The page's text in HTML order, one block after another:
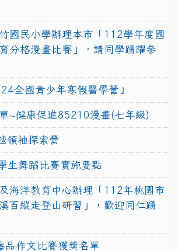
國民小學辦理本市「112學年度國
分格漫畫比賽」，請同學踴躍參
全國青少年寒假醫學營」
~健康促進85210漫畫(七年級)
領袖探索營
生舞蹈比賽實施要點
海洋教育中心辦理「112年桃園市
百縱走登山研習」，歡迎同仁踴
品作文比賽獲獎名單